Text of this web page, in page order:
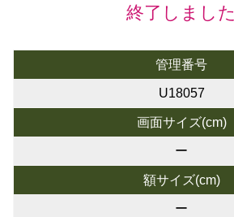
終了しました
管理番号
U18057
画面サイズ(cm)
ー
額サイズ(cm)
ー